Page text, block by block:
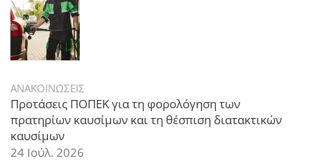
ΑΝΑΚΟΙΝΩΣΕΙΣ
Προτάσεις ΠΟΠΕΚ για τη φορολόγηση των
πρατηρίων καυσίμων και τη θέσπιση διατακτικών
καυσίμων
24 Ιούλ. 2026